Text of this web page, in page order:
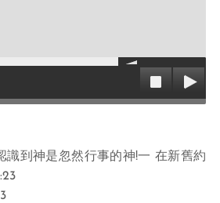
到神是忽然行事的神!一 在新舊約